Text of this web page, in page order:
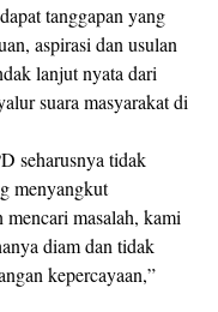
tanggapan yang
aspirasi dan usulan
lanjut nyata dari
suara masyarakat di
seharusnya tidak
menyangkut
masalah, kami
diam dan tidak
kepercayaan,”